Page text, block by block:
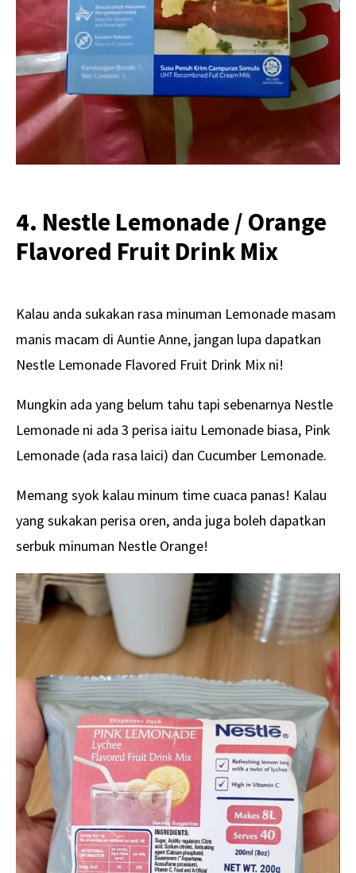
4. Nestle Lemonade / Orange
Flavored Fruit Drink Mix
Kalau anda sukakan rasa minuman Lemonade masam
manis macam di Auntie Anne, jangan lupa dapatkan
Nestle Lemonade Flavored Fruit Drink Mix ni!
Mungkin ada yang belum tahu tapi sebenarnya Nestle
Lemonade ni ada 3 perisa iaitu Lemonade biasa, Pink
Lemonade (ada rasa laici) dan Cucumber Lemonade.
Memang syok kalau minum time cuaca panas! Kalau
yang sukakan perisa oren, anda juga boleh dapatkan
serbuk minuman Nestle Orange!